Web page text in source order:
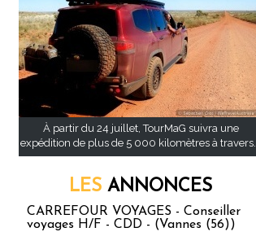
À partir du 24 juillet, TourMaG suivra une
expédition de plus de 5 000 kilomètres à travers...
LES ANNONCES
CARREFOUR VOYAGES - Conseiller
voyages H/F - CDD - (Vannes (56))